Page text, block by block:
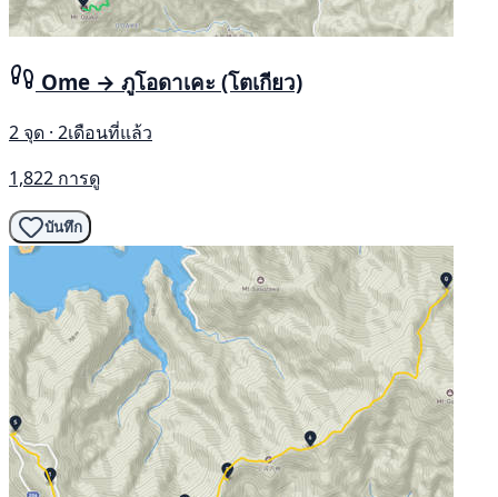
Ome → ภูโอดาเคะ (โตเกียว)
2 จุด · 2เดือนที่แล้ว
1,822 การดู
บันทึก